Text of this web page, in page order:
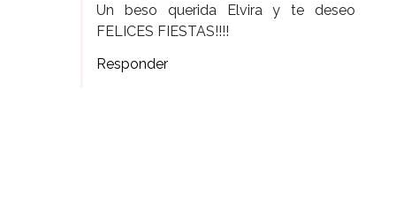
Un beso querida Elvira y te deseo
FELICES FIESTAS!!!!
Responder